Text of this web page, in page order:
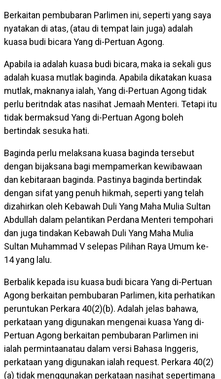
Berkaitan pembubaran Parlimen ini, seperti yang saya
nyatakan di atas, (atau di tempat lain juga) adalah
kuasa budi bicara Yang di-Pertuan Agong.
Apabila ia adalah kuasa budi bicara, maka ia sekali gus
adalah kuasa mutlak baginda. Apabila dikatakan kuasa
mutlak, maknanya ialah, Yang di-Pertuan Agong tidak
perlu beritndak atas nasihat Jemaah Menteri. Tetapi itu
tidak bermaksud Yang di-Pertuan Agong boleh
bertindak sesuka hati.
Baginda perlu melaksana kuasa baginda tersebut
dengan bijaksana bagi mempamerkan kewibawaan
dan kebitaraan baginda. Pastinya baginda bertindak
dengan sifat yang penuh hikmah, seperti yang telah
dizahirkan oleh Kebawah Duli Yang Maha Mulia Sultan
Abdullah dalam pelantikan Perdana Menteri tempohari
dan juga tindakan Kebawah Duli Yang Maha Mulia
Sultan Muhammad V selepas Pilihan Raya Umum ke-
14 yang lalu.
Berbalik kepada isu kuasa budi bicara Yang di-Pertuan
Agong berkaitan pembubaran Parlimen, kita perhatikan
peruntukan Perkara 40(2)(b). Adalah jelas bahawa,
perkataan yang digunakan mengenai kuasa Yang di-
Pertuan Agong berkaitan pembubaran Parlimen ini
ialah permintaanatau dalam versi Bahasa Inggeris,
perkataan yang digunakan ialah request. Perkara 40(2)
(a) tidak menggunakan perkataan nasihat sepertimana